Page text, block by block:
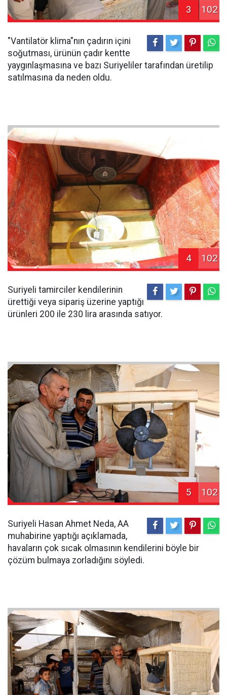
3 102
"Vantilatör klima"nın çadırın içini
soğutması, ürünün çadır kentte
yaygınlaşmasına ve bazı Suriyeliler tarafından üretilip
satılmasına da neden oldu.
4 102
Suriyeli tamirciler kendilerinin
ürettiği veya sipariş üzerine yaptığı
ürünleri 200 ile 230 lira arasında satıyor.
5 102
Suriyeli Hasan Ahmet Neda, AA
muhabirine yaptığı açıklamada,
havaların çok sıcak olmasının kendilerini böyle bir
çözüm bulmaya zorladığını söyledi.